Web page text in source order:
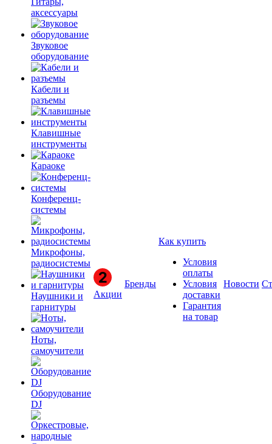
аксессуары
Звуковое
оборудование
Кабели и
разъемы
Клавишные
инструменты
Караоке
Конференц-
системы
Микрофоны,
радиосистемы
Наушники и
гарнитуры
Ноты,
самоучители
Оборудование
DJ
Акции
Бренды
Как купить
Условия
оплаты
Условия
доставки
Гарантия
на товар
Новости